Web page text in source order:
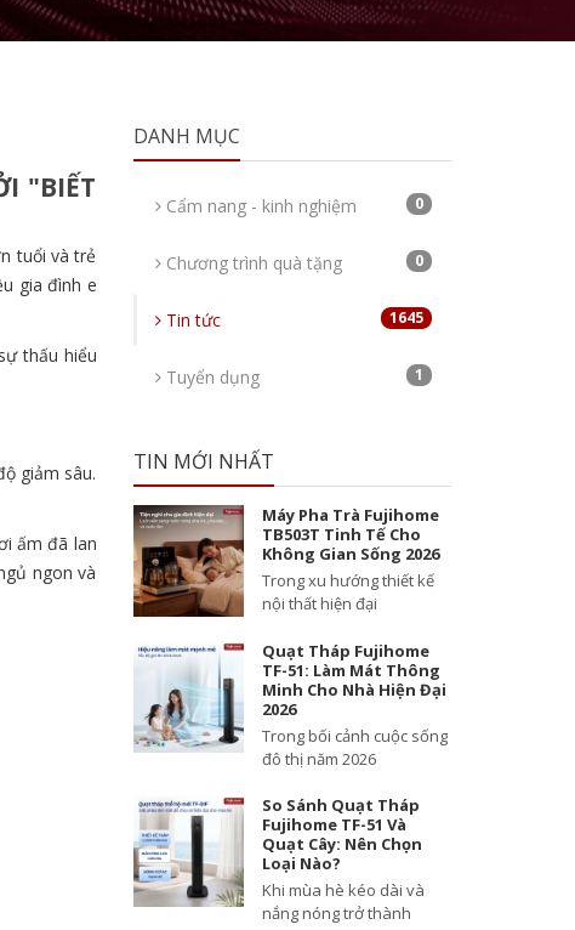
"BIẾT
tuổi và trẻ
gia đình e
thấu hiểu
giảm sâu.
ấm đã lan
ngon và
DANH MỤC
Cẩm nang - kinh nghiệm 0
Chương trình quà tặng 0
Tin tức 1645
Tuyển dụng 1
TIN MỚI NHẤT
Máy Pha Trà Fujihome
TB503T Tinh Tế Cho
Không Gian Sống 2026
Trong xu hướng thiết kế
nội thất hiện đại
Quạt Tháp Fujihome
TF-51: Làm Mát Thông
Minh Cho Nhà Hiện Đại
2026
Trong bối cảnh cuộc sống
đô thị năm 2026
So Sánh Quạt Tháp
Fujihome TF-51 Và
Quạt Cây: Nên Chọn
Loại Nào?
Khi mùa hè kéo dài và
nắng nóng trở thành